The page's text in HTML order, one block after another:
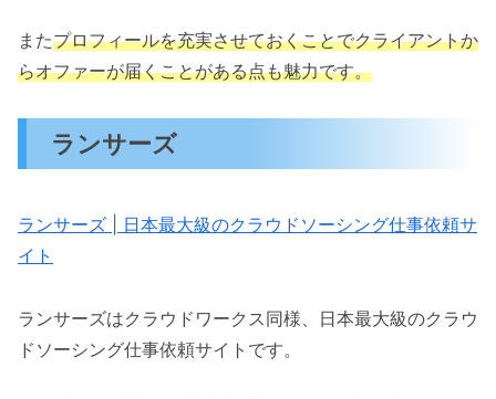
またプロフィールを充実させておくことでクライアントか
らオファーが届くことがある点も魅力です。
ランサーズ
ランサーズ | 日本最大級のクラウドソーシング仕事依頼サ
イト
ランサーズはクラウドワークス同様、日本最大級のクラウ
ドソーシング仕事依頼サイトです。